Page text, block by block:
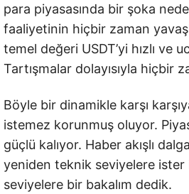
para piyasasında bir şoka
faaliyetinin hiçbir zaman
temel değeri USDT’yi hızlı ve
Tartışmalar dolayısıyla hiçbir
Böyle bir dinamikle karşı
istemez korunmuş oluyor.
güçlü kalıyor. Haber akışlı
yeniden teknik seviyelere
seviyelere bir bakalım dedik.